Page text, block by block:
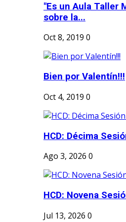
"Es un Aula Taller
sobre la...
Oct 8, 2019 0
Bien por Valentín!!!
Oct 4, 2019 0
HCD: Décima
Ago 3, 2026 0
HCD: Novena
Jul 13, 2026 0